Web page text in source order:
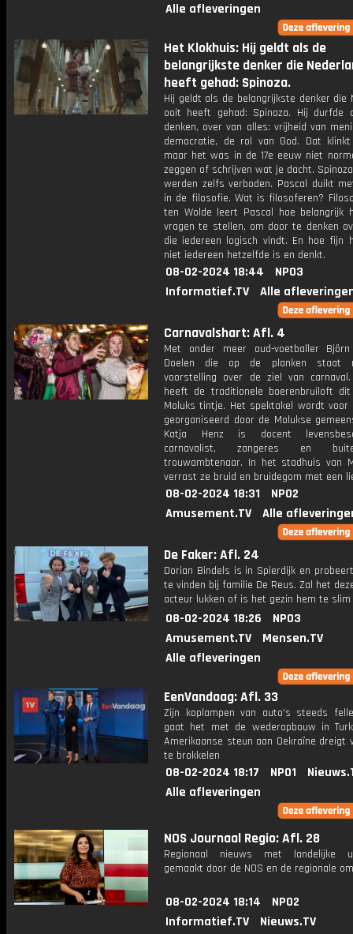
Alle afleveringen
Het Klokhuis: Hij geldt als de
belangrijkste denker die
heeft gehad: Spinoza.
Hij geldt als de belangrijkste denker die
ooit heeft gehad: Spinoza. Hij durfde
denken, over van alles: vrijheid van
democratie, de rol van God. Dat
maar het was in de 17e eeuw niet
zeggen of schrijven wat je dacht.
werden zelfs verboden. Pascal duikt
in de filosofie. Wat is filosoferen?
ten Wolde leert Pascal hoe belangrijk
vragen te stellen, om door te denken
die iedereen logisch vindt. En hoe fijn
niet iedereen hetzelfde is en denkt.
08-02-2024 18:44
NPO3
Informatief.TV
Alle
Carnavalshart: Afl. 4
Met onder meer oud-voetballer
Doelen die op de planken staat
voorstelling over de ziel van
heeft de traditionele boerenbruiloft
Moluks tintje. Het spektakel wordt
georganiseerd door de Molukse
Katja Henz is docent
carnavalist, zangeres en
trouwambtenaar. In het stadhuis van
verrast ze bruid en bruidegom met een
08-02-2024 18:31
NPO2
Amusement.TV
Alle
De Faker: Afl. 24
Dorian Bindels is in Spierdijk en
te vinden bij familie De Reus. Zal het
acteur lukken of is het gezin hem te
08-02-2024 18:26
NPO3
Amusement.TV
Mensen.TV
Alle afleveringen
EenVandaag: Afl. 33
Zijn koplampen van auto's steeds
gaat het met de wederopbouw in
Amerikaanse steun aan Oekraïne dreigt
te brokkelen
08-02-2024 18:17 NPO1
Alle afleveringen
NOS Journaal Regio: Afl. 28
Regionaal nieuws met landelijke
gemaakt door de NOS en de regionale
08-02-2024 18:14
NPO2
Informatief.TV
Nieuws.TV